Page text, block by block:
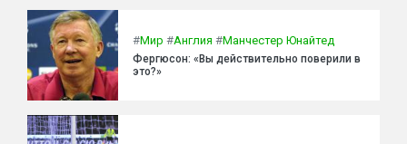
#Мир #Англия #Манчестер Юнайтед
Фергюсон: «Вы действительно поверили в
это?»